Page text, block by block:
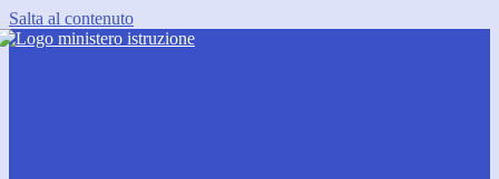
Salta al contenuto